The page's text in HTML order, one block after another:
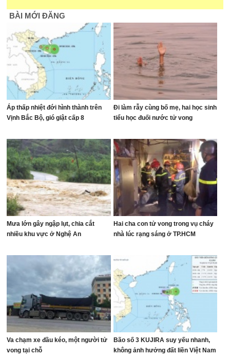
BÀI MỚI ĐĂNG
Áp thấp nhiệt đới hình thành trên
Vịnh Bắc Bộ, gió giật cấp 8
Đi làm rẫy cùng bố mẹ, hai học sinh
tiểu học đuối nước tử vong
Mưa lớn gây ngập lụt, chia cắt
nhiều khu vực ở Nghệ An
Hai cha con tử vong trong vụ cháy
nhà lúc rạng sáng ở TP.HCM
Va chạm xe đầu kéo, một người tử
vong tại chỗ
Bão số 3 KUJIRA suy yếu nhanh,
không ảnh hưởng đất liền Việt Nam